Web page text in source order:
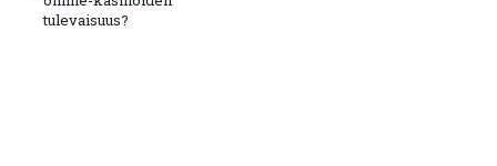
tulevaisuus?